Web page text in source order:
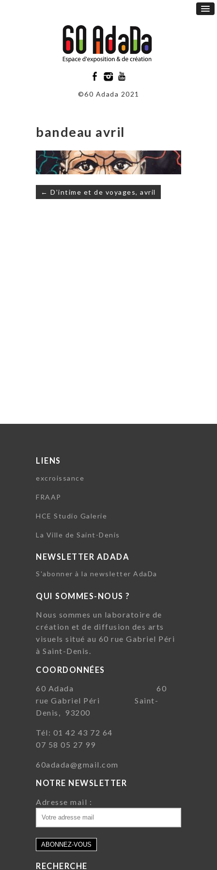
©60 Adada 2021
bandeau avril
Navigation
de
← D’intime et de voyages, avril
LIENS
excroissance
FRAAP
HCE Studio Galerie
La Ville de Saint-Denis
NEWSLETTER ADADA
S'abonner à la newsletter AdaDa
QUI SOMMES-NOUS ?
Nous sommes un laboratoire de
création et de diffusion des arts
visuels situé au 60 rue Gabriel Péri
à Saint-Denis.
COORDONNÉES
60 Adada 60
rue Gabriel Péri Saint-
Denis, 93200
Tél: 01 42 43 72 64
07 58 05 27 99
60adada@gmail.com
NOTRE NEWSLETTER
Adresse mail :
RECHERCHE